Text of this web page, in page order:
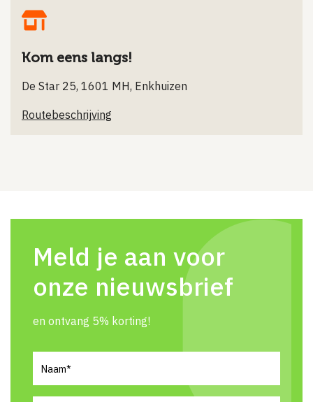
Kom eens langs!
De Star 25, 1601 MH, Enkhuizen
Routebeschrijving
Meld je aan voor
onze nieuwsbrief
en ontvang 5% korting!